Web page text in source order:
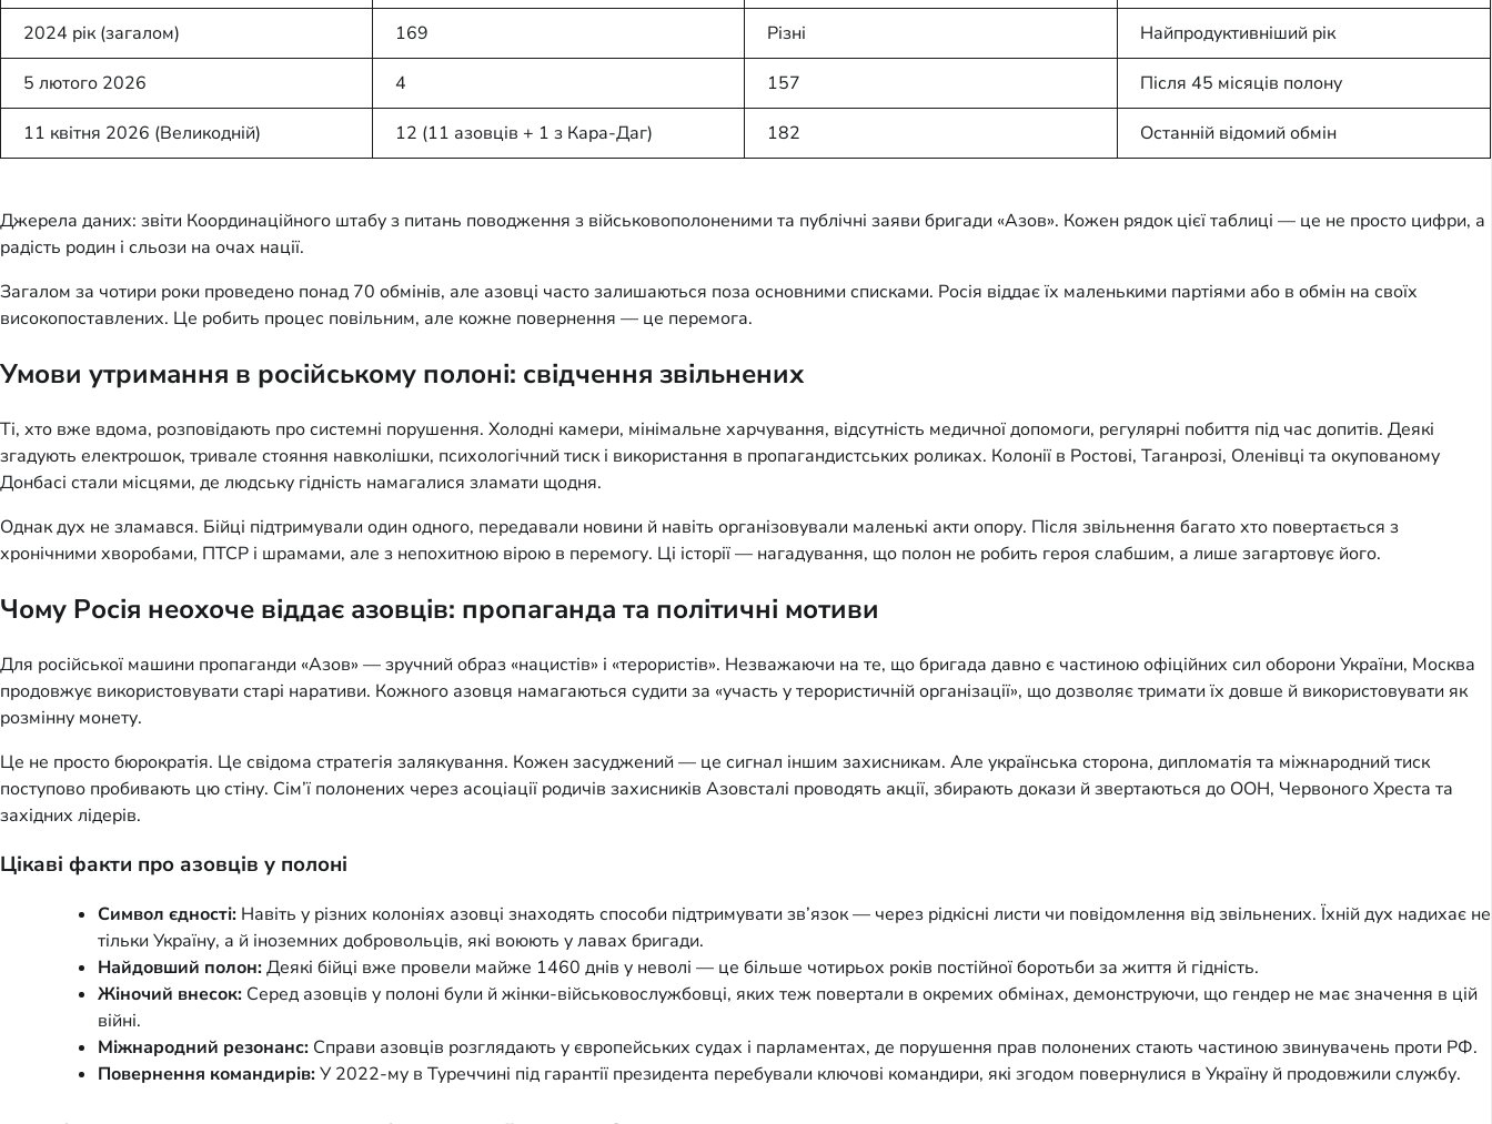
2024 рік (загалом) 169 Різні Найпродуктивніший рік
5 лютого 2026 4 157 Після 45 місяців полону
11 квітня 2026 (Великодній) 12 (11 азовців + 1 з Кара-Даг) 182 Останній відомий обмін
Джерела даних: звіти Координаційного штабу з питань поводження з військовополоненими та публічні заяви бригади «Азов». Кожен рядок цієї таблиці — це не просто цифри, а
радість родин і сльози на очах нації.
Загалом за чотири роки проведено понад 70 обмінів, але азовці часто залишаються поза основними списками. Росія віддає їх маленькими партіями або в обмін на своїх
високопоставлених. Це робить процес повільним, але кожне повернення — це перемога.
Умови утримання в російському полоні: свідчення звільнених
Ті, хто вже вдома, розповідають про системні порушення. Холодні камери, мінімальне харчування, відсутність медичної допомоги, регулярні побиття під час допитів. Деякі
згадують електрошок, тривале стояння навколішки, психологічний тиск і використання в пропагандистських роликах. Колонії в Ростові, Таганрозі, Оленівці та окупованому
Донбасі стали місцями, де людську гідність намагалися зламати щодня.
Однак дух не зламався. Бійці підтримували один одного, передавали новини й навіть організовували маленькі акти опору. Після звільнення багато хто повертається з
хронічними хворобами, ПТСР і шрамами, але з непохитною вірою в перемогу. Ці історії — нагадування, що полон не робить героя слабшим, а лише загартовує його.
Чому Росія неохоче віддає азовців: пропаганда та політичні мотиви
Для російської машини пропаганди «Азов» — зручний образ «нацистів» і «терористів». Незважаючи на те, що бригада давно є частиною офіційних сил оборони України, Москва
продовжує використовувати старі наративи. Кожного азовця намагаються судити за «участь у терористичній організації», що дозволяє тримати їх довше й використовувати як
розмінну монету.
Це не просто бюрократія. Це свідома стратегія залякування. Кожен засуджений — це сигнал іншим захисникам. Але українська сторона, дипломатія та міжнародний тиск
поступово пробивають цю стіну. Сім’ї полонених через асоціації родичів захисників Азовсталі проводять акції, збирають докази й звертаються до ООН, Червоного Хреста та
західних лідерів.
Цікаві факти про азовців у полоні
Символ єдності: Навіть у різних колоніях азовці знаходять способи підтримувати зв’язок — через рідкісні листи чи повідомлення від звільнених. Їхній дух надихає не
тільки Україну, а й іноземних добровольців, які воюють у лавах бригади.
Найдовший полон:Деякі бійці вже провели майже 1460 днів у неволі — це більше чотирьох років постійної боротьби за життя й гідність.
Жіночий внесок: Серед азовців у полоні були й жінки-військовослужбовці, яких теж повертали в окремих обмінах, демонструючи, що гендер не має значення в цій
війні.
Міжнародний резонанс: Справи азовців розглядають у європейських судах і парламентах, де порушення прав полонених стають частиною звинувачень проти РФ.
Повернення командирів:У 2022-му в Туреччині під гарантії президента перебували ключові командири, які згодом повернулися в Україну й продовжили службу.